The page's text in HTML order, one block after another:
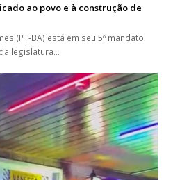
ao povo e à construção de
(PT-BA) está em seu 5º mandato
legislatura…